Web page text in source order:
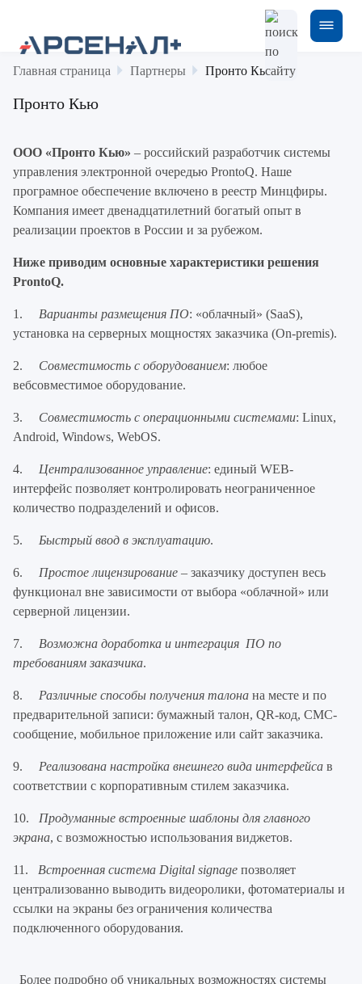
Главная страница Партнеры Пронто Кью
Пронто Кью
ООО «Пронто Кью» – российский разработчик системы
управления электронной очередью ProntoQ. Наше
програмное обеспечение включено в реестр Минцфиры.
Компания имеет двенадцатилетний богатый опыт в
реализации проектов в России и за рубежом.
Ниже приводим основные характеристики решения
ProntoQ.
1. Варианты размещения ПО: «облачный» (SaaS),
установка на серверных мощностях заказчика (On-premis).
2. Совместимость с оборудованием: любое
вебсовместимое оборудование.
3. Совместимость с операционными системами: Linux,
Android, Windows, WebOS.
4. Централизованное управление: единый WEB-
интерфейс позволяет контролировать неограниченное
количество подразделений и офисов.
5. Быстрый ввод в эксплуатацию.
6. Простое лицензирование – заказчику доступен весь
функционал вне зависимости от выбора «облачной» или
серверной лицензии.
7. Возможна доработка и интеграция ПО по
требованиям заказчика.
8. Различные способы получения талона на месте и по
предварительной записи: бумажный талон, QR-код, СМС-
сообщение, мобильное приложение или сайт заказчика.
9. Реализована настройка внешнего вида интерфейса в
соответствии с корпоративным стилем заказчика.
10. Продуманные встроенные шаблоны для главного
экрана, с возможностью использования виджетов.
11. Встроенная система Digital signage позволяет
централизованно выводить видеоролики, фотоматериалы и
ссылки на экраны без ограничения количества
подключенного оборудования.
Более подробно об уникальных возможностях системы